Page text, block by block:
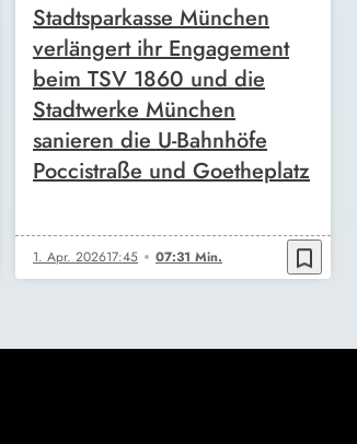
Stadtsparkasse München
verlängert ihr Engagement
beim TSV 1860 und die
Stadtwerke München
sanieren die U-Bahnhöfe
Poccistraße und Goetheplatz
1. Apr. 202617:45 07:31 Min. bookmark_border